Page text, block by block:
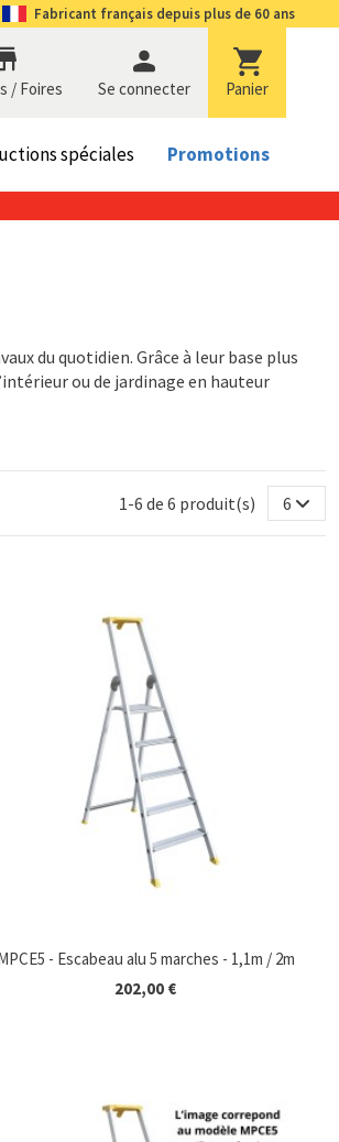
Fabricant français depuis plus de 60 ans
/ Foires se connecter Panier
spéciales Promotions
du quotidien. Grâce à leur base plus
ou de jardinage en hauteur
1-6 de 6 produit(s) 6
- Escabeau alu 5 marches - 1,1m / 2m
202,00 €